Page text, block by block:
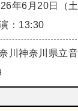
年6月20日（土
：13:30
川神奈川県立